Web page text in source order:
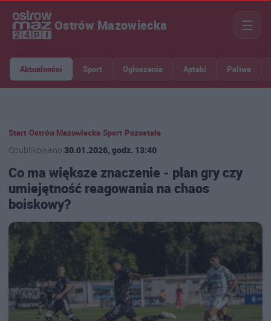
Ostrów Mazowiecka ☰
Aktualności Sport Ogłoszenia Apteki Paliwa
Start Ostrów Mazowiecka Sport Pozostałe
Opublikowano 30.01.2026, godz. 13:40
Co ma większe znaczenie - plan gry czy
umiejętność reagowania na chaos
boiskowy?